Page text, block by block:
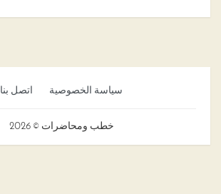
سياسة الخصوصية اتصل بنا
خطب ومحاضرات © 2026